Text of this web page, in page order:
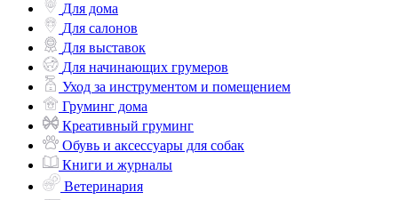
Для дома
Для салонов
Для выставок
Для начинающих грумеров
Уход за инструментом и помещением
Груминг дома
Креативный груминг
Обувь и аксессуары для собак
Книги и журналы
Ветеринария